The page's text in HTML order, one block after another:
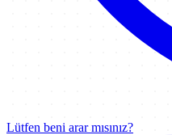
Lütfen beni arar mısınız?